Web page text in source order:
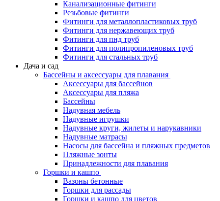
Канализационные фитинги
Резьбовые фитинги
Фитинги для металлопластиковых труб
Фитинги для нержавеющих труб
Фитинги для пнд труб
Фитинги для полипропиленовых труб
Фитинги для стальных труб
Дача и сад
Бассейны и аксессуары для плавания
Аксессуары для бассейнов
Аксессуары для пляжа
Бассейны
Надувная мебель
Надувные игрушки
Надувные круги, жилеты и нарукавники
Надувные матрасы
Насосы для бассейна и пляжных предметов
Пляжные зонты
Принадлежности для плавания
Горшки и кашпо
Вазоны бетонные
Горшки для рассады
Горшки и кашпо для цветов